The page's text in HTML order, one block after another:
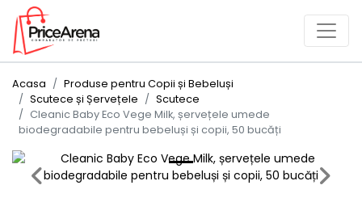
Acasa
Produse pentru Copii și Bebeluși
Scutece și Șervețele
Scutece
Cleanic Baby Eco Vege Milk, șervețele umede
biodegradabile pentru bebeluși și copii, 50 bucăți
Previous Next